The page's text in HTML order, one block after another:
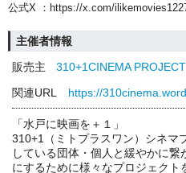
公式X ：https://x.com/
主催者情報
販売主
310+1CINEMA PROJECT
関連URL
https://
「水戸に映画を＋１」
310+1（ミトプラスワン）シネマ
している団体・個人と緩やかに
にするために様々なプロジェクト